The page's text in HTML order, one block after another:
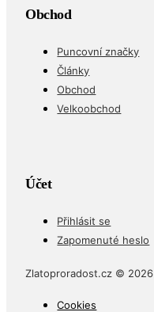
Obchod
Puncovní značky
Články
Obchod
Velkoobchod
Účet
Přihlásit se
Zapomenuté heslo
Zlatoproradost.cz © 2026
Cookies